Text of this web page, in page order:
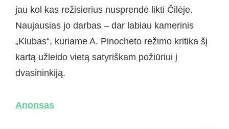
jau kol kas režisierius nusprendė likti Čilėje.
Naujausias jo darbas – dar labiau kamerinis
„Klubas“, kuriame A. Pinocheto režimo kritika šį
kartą užleido vietą satyriškam požiūriui į
dvasininkiją.
Anonsas